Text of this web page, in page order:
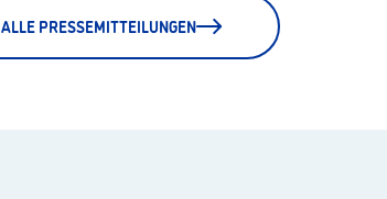
ALLE PRESSEMITTEILUNGEN